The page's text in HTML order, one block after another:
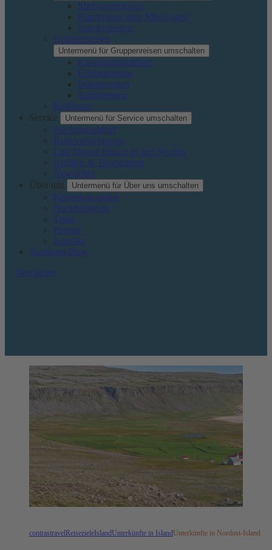
Mietwagenreisen
Rundreisen ohne Mietwagen
Standortreisen
Gruppenreisen
Untermenü für Gruppenreisen umschalten
Kleingruppenreisen
Erlebnisreisen
Wanderreisen
Schiffsreisen
Reitreisen
Service
Untermenü für Service umschalten
Buchungsablauf
Reiseversicherung
Last Minute Reisen in den Norden
Auflüge & Tagestouren
Newsletter
Über uns
Untermenü für Über uns umschalten
Reisephilosophie
Nachhaltigkeit
Team
Partner
Kontakt
Nordland-Blog
Newsletter
contrastravel Reiseziele Island Unterkünfte in Island Unterkünfte in Nordost-Island